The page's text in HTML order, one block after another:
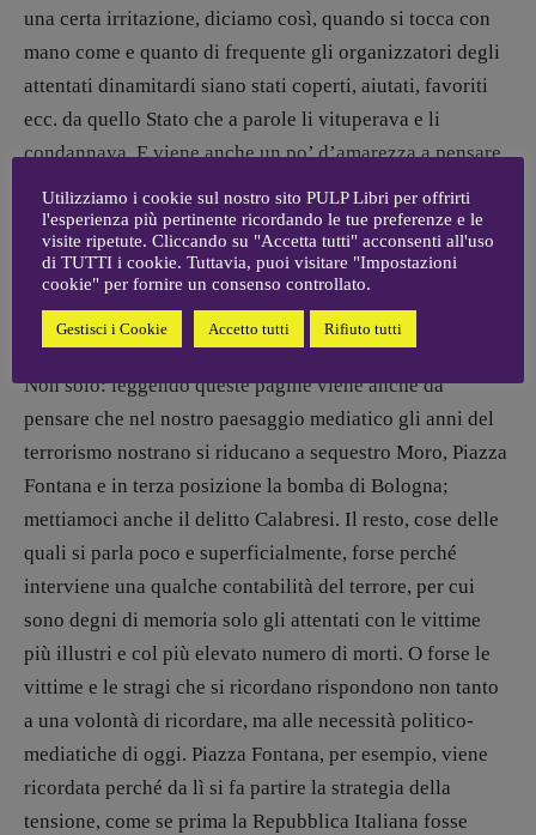
una certa irritazione, diciamo così, quando si tocca con
mano come e quanto di frequente gli organizzatori degli
attentati dinamitardi siano stati coperti, aiutati, favoriti
ecc. da quello Stato che a parole li vituperava e li
condannava. E viene anche un po’ d’amarezza a pensare
quanto i cosiddetti “anni di piombo” siano oggetto di una
memoria parziale e fuorviante già nel nome, perché a ben
vedere furono anche anni di tritolo, quando Iraq e Siria
erano qui da noi: non era sempre questione di pallottole
mirate, ma anche di carneficine indiscriminate.
Non solo: leggendo queste pagine viene anche da
pensare che nel nostro paesaggio mediatico gli anni del
terrorismo nostrano si riducano a sequestro Moro, Piazza
Fontana e in terza posizione la bomba di Bologna;
mettiamoci anche il delitto Calabresi. Il resto, cose delle
quali si parla poco e superficialmente, forse perché
interviene una qualche contabilità del terrore, per cui
sono degni di memoria solo gli attentati con le vittime
più illustri e col più elevato numero di morti. O forse le
vittime e le stragi che si ricordano rispondono non tanto
a una volontà di ricordare, ma alle necessità politico-
mediatiche di oggi. Piazza Fontana, per esempio, viene
ricordata perché da lì si fa partire la strategia della
tensione, come se prima la Repubblica Italiana fosse
Utilizziamo i cookie sul nostro sito PULP Libri per offrirti
l'esperienza più pertinente ricordando le tue preferenze e le
visite ripetute. Cliccando su "Accetta tutti" acconsenti all'uso
di TUTTI i cookie. Tuttavia, puoi visitare "Impostazioni
cookie" per fornire un consenso controllato.
Gestisci i Cookie Accetto tutti Rifiuto tutti